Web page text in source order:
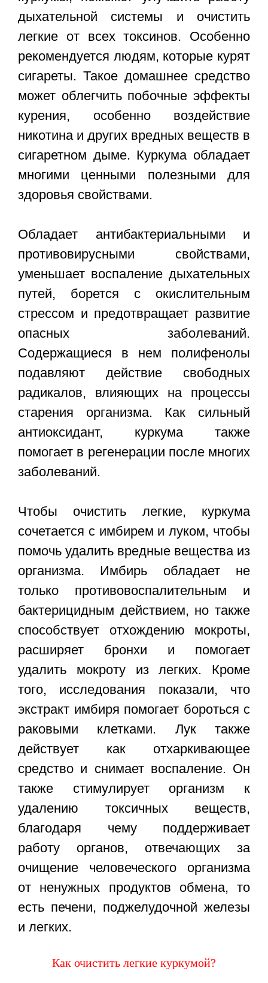
дыхательной системы и очистить
легкие от всех токсинов. Особенно
рекомендуется людям, которые курят
сигареты. Такое домашнее средство
может облегчить побочные эффекты
курения, особенно воздействие
никотина и других вредных веществ в
сигаретном дыме. Куркума обладает
многими ценными полезными для
здоровья свойствами.
Обладает антибактериальными и
противовирусными свойствами,
уменьшает воспаление дыхательных
путей, борется с окислительным
стрессом и предотвращает развитие
опасных заболеваний.
Содержащиеся в нем полифенолы
подавляют действие свободных
радикалов, влияющих на процессы
старения организма. Как сильный
антиоксидант, куркума также
помогает в регенерации после многих
заболеваний.
Чтобы очистить легкие, куркума
сочетается с имбирем и луком, чтобы
помочь удалить вредные вещества из
организма. Имбирь обладает не
только противовоспалительным и
бактерицидным действием, но также
способствует отхождению мокроты,
расширяет бронхи и помогает
удалить мокроту из легких. Кроме
того, исследования показали, что
экстракт имбиря помогает бороться с
раковыми клетками. Лук также
действует как отхаркивающее
средство и снимает воспаление. Он
также стимулирует организм к
удалению токсичных веществ,
благодаря чему поддерживает
работу органов, отвечающих за
очищение человеческого организма
от ненужных продуктов обмена, то
есть печени, поджелудочной железы
и легких.
Как очистить легкие куркумой?